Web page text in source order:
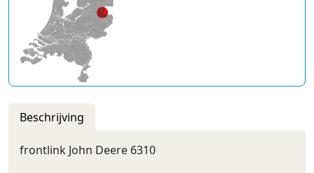
Beschrijving
frontlink John Deere 6310